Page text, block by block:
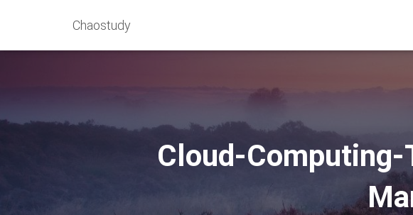
Chaostudy
Cloud-